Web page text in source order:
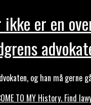
ikke er en
og han må
TO MY History.